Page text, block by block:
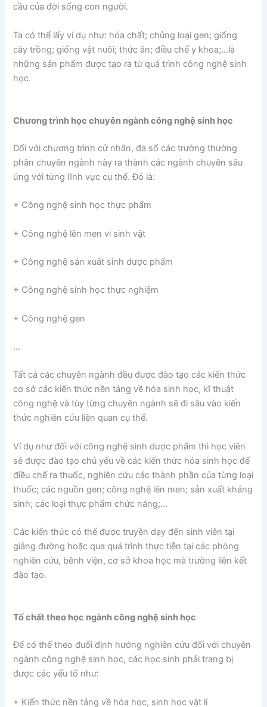
cầu của đời sống con người.
Ta có thể lấy ví dụ như: hóa chất; chủng loại gen; giống
cây trồng; giống vật nuôi; thức ăn; điều chế y khoa;…là
những sản phẩm được tạo ra từ quá trình công nghệ sinh
học.
Chương trình học chuyên ngành công nghệ sinh học
Đối với chương trình cử nhân, đa số các trường thường
phân chuyên ngành này ra thành các ngành chuyên sâu
ứng với từng lĩnh vực cụ thể. Đó là:
+ Công nghệ sinh học thực phẩm
+ Công nghệ lên men vi sinh vật
+ Công nghệ sản xuất sinh dược phẩm
+ Công nghệ sinh học thực nghiệm
+ Công nghệ gen
…
Tất cả các chuyên ngành đều được đào tạo các kiến thức
cơ sở các kiến thức nền tảng về hóa sinh học, kĩ thuật
công nghệ và tùy từng chuyên ngành sẽ đi sâu vào kiến
thức nghiên cứu liên quan cụ thể.
Ví dụ như đối với công nghệ sinh dược phẩm thì học viên
sẽ được đào tạo chủ yếu về các kiến thức hóa sinh học để
điều chế ra thuốc, nghiên cứu các thành phần của từng loại
thuốc; các nguồn gen; công nghệ lên men; sản xuất kháng
sinh; các loại thực phẩm chức năng;…
Các kiến thức có thể được truyền dạy đến sinh viên tại
giảng đường hoặc qua quá trình thực tiễn tại các phòng
nghiên cứu, bênh viện, cơ sở khoa học mà trường liên kết
đào tạo.
Tố chất theo học ngành công nghệ sinh học
Để có thể theo đuổi định hướng nghiên cứu đối với chuyên
ngành công nghệ sinh học, các học sinh phải trang bị
được các yếu tố như:
+ Kiến thức nền tảng về hóa học, sinh học vật lí